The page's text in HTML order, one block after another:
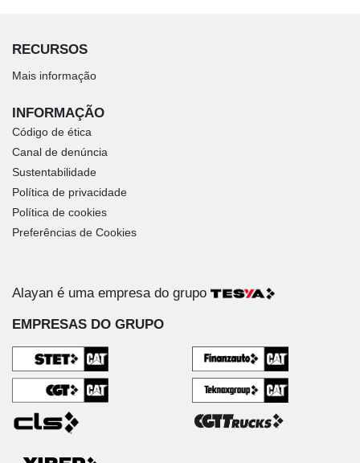
RECURSOS
Mais informação
INFORMAÇÃO
Código de ética
Canal de denúncia
Sustentabilidade
Política de privacidade
Política de cookies
Preferências de Cookies
Alayan é uma empresa do grupo
EMPRESAS DO GRUPO